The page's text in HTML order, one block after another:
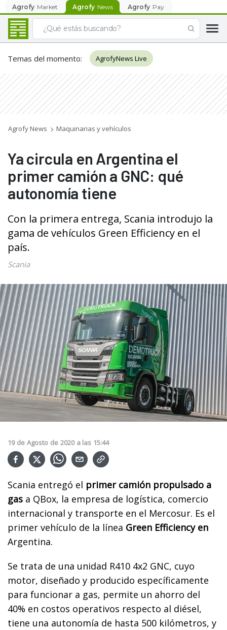
Agrofy Market Agrofy News Agrofy Pay
Temas del momento: AgrofyNews Live
Agrofy News Maquinarias y vehículos
Ya circula en Argentina el
primer camión a GNC: qué
autonomía tiene
Con la primera entrega, Scania introdujo la
gama de vehículos Green Efficiency en el
país.
Scania
19 de Agosto de 2020 a las 15:44
Scania entregó el primer camión propulsado a
gas a QBox, la empresa de logística, comercio
internacional y transporte en el Mercosur. Es el
primer vehículo de la línea Green Efficiency en
Argentina.
Se trata de una unidad R410 4x2 GNC, cuyo
motor, diseñado y producido específicamente
para funcionar a gas, permite un ahorro del
40% en costos operativos respecto al diésel,
tiene una autonomía de hasta 500 kilómetros, y